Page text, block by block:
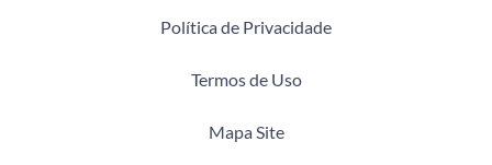
Política de Privacidade
Termos de Uso
Mapa Site